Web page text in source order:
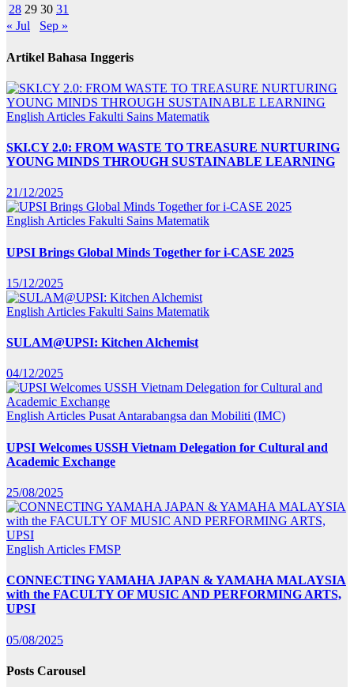
28 29 30 31
« Jul
Sep »
Artikel Bahasa Inggeris
English Articles Fakulti Sains Matematik
SKI.CY 2.0: FROM WASTE TO TREASURE NURTURING
YOUNG MINDS THROUGH SUSTAINABLE LEARNING
21/12/2025
English Articles Fakulti Sains Matematik
UPSI Brings Global Minds Together for i-CASE 2025
15/12/2025
English Articles Fakulti Sains Matematik
SULAM@UPSI: Kitchen Alchemist
04/12/2025
English Articles Pusat Antarabangsa dan Mobiliti (IMC)
UPSI Welcomes USSH Vietnam Delegation for Cultural and
Academic Exchange
25/08/2025
English Articles FMSP
CONNECTING YAMAHA JAPAN & YAMAHA MALAYSIA
with the FACULTY OF MUSIC AND PERFORMING ARTS,
UPSI
05/08/2025
Posts Carousel